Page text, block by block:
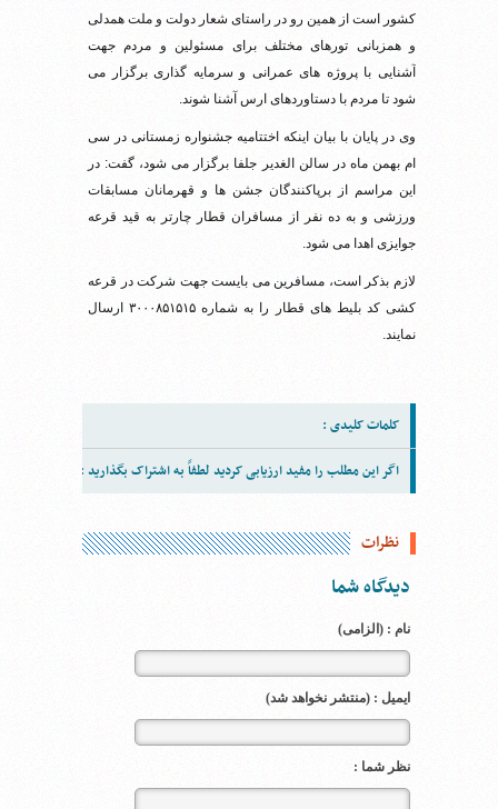
کشور است از همین رو در راستای شعار دولت و ملت همدلی
و همزبانی تورهای مختلف برای مسئولین و مردم جهت
آشنایی با پروژه های عمرانی و سرمایه گذاری برگزار می
شود تا مردم با دستاوردهای ارس آشنا شوند.
وی در پایان با بیان اینکه اختتامیه جشنواره زمستانی در سی
ام بهمن ماه در سالن الغدیر جلفا برگزار می شود، گفت: در
این مراسم از برپاکنندگان جشن ها و قهرمانان مسابقات
ورزشی و به ده نفر از مسافران قطار چارتر به قید قرعه
جوایزی اهدا می شود.
لازم بذکر است، مسافرین می بایست جهت شرکت در قرعه
کشی کد بلیط های قطار را به شماره ۳۰۰۰۸۵۱۵۱۵ ارسال
نمایند.
کلمات کلیدی :
اگر این مطلب را مفید ارزیابی کردید لطفاً به اشتراک بگذارید :
نظرات
دیدگاه شما
نام : (الزامی)
ایمیل : (منتشر نخواهد شد)
نظر شما :